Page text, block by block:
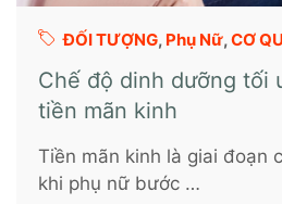
ĐỐI TƯỢNG, Phụ Nữ,CƠ
Chế độ dinh dưỡng tối
tiền mãn kinh
Tiền mãn kinh là giai đoạn
khi phụ nữ bước …